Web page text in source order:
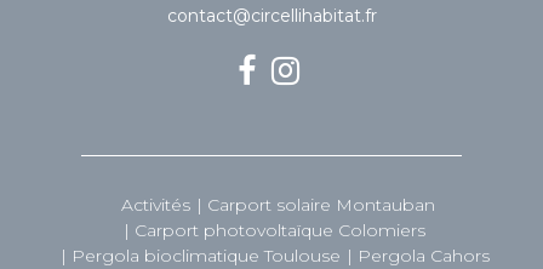
contact@circellihabitat.fr
Activités
Carport solaire Montauban
Carport photovoltaïque Colomiers
Pergola bioclimatique Toulouse
Pergola Cahors